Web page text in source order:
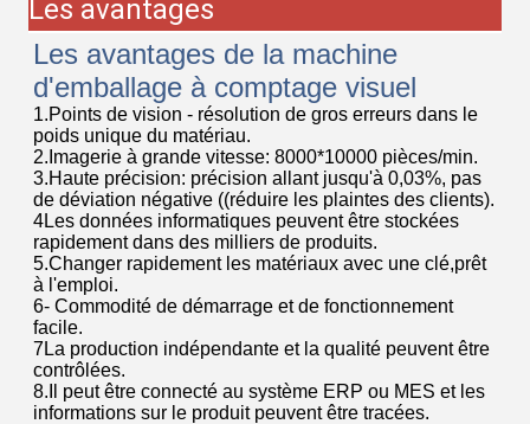
Industrie concernée
La ligne de production couvre une large gamme de matériel,
de fixations, de caoutchouc plastique, d'anneaux
d'étanchéité, de petites vis de précision C, de petites pièces
métalliques, de terminaux 5G, de pièces automobiles, de
composants électroniques, depièces de forme spéciale,
pièces de jouets, appareils électroménagers, pièces de
serrure, accessoires d'éclairage, accessoires d'aviation,
équipements sportifs et de conditionnement physique et
autres produits différents.
Échantillon d'emballage